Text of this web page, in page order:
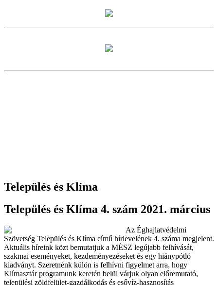
Település és Klíma
Település és Klíma 4. szám 2021. március
Az Éghajlatvédelmi
Szövetség Település és Klíma című hírlevelének 4. száma megjelent.
Aktuális híreink közt bemutatjuk a MÉSZ legújabb felhívását,
szakmai eseményeket, kezdeményezéseket és egy hiánypótló
kiadványt. Szeretnénk külön is felhívni figyelmet arra, hogy
Klímasztár programunk keretén belül várjuk olyan előremutató,
települési zöldfelület-gazdálkodás és esővíz-hasznosítás